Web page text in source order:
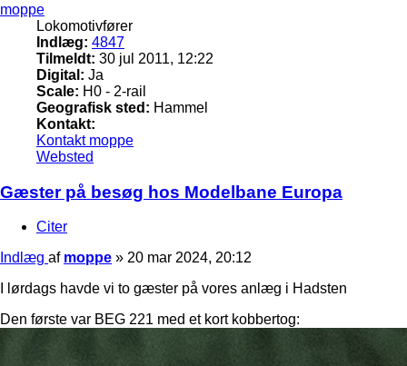
moppe
Lokomotivfører
Indlæg: 4847
Tilmeldt: 30 jul 2011, 12:22
Digital: Ja
Scale: H0 - 2-rail
Geografisk sted: Hammel
Kontakt:
Kontakt moppe
Websted
Gæster på besøg hos Modelbane Europa
Citer
Indlæg af moppe » 20 mar 2024, 20:12
I lørdags havde vi to gæster på vores anlæg i Hadsten
Den første var BEG 221 med et kort kobbertog: